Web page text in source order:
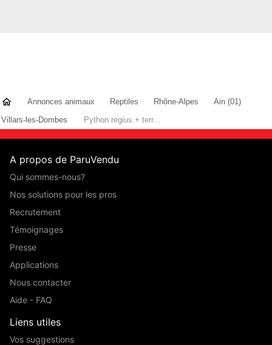
Annonces animaux Reptiles Rhône-Alpes
Ain (01)
Villars-les-Dombes
Python regius + terr...
A propos de ParuVendu
Qui sommes-nous?
Nos solutions pour les pros
Recrutement
Témoignages
Presse
Applications
Nous contacter
Aide - FAQ
Liens utiles
Vos suggestions